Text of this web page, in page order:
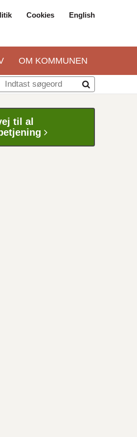
Cookies English
OM KOMMUNEN
til al